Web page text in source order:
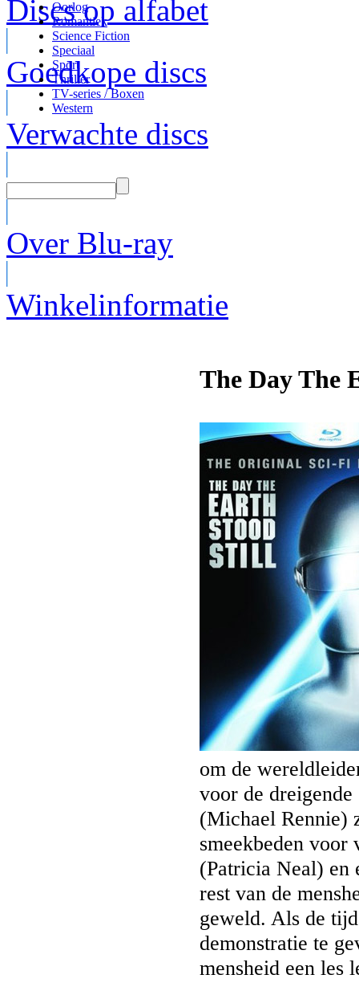
Discs op alfabet
Goedkope discs
Verwachte discs
Over Blu-ray
Winkelinformatie
Oorlog
Romantiek
Science Fiction
Speciaal
Sport
Thriller
TV-series / Boxen
Western
The Day The
om de
voor de
(Michael Rennie)
smeekbeden
(Patricia Neal) en
rest van de
geweld. Als de
demonstratie te
mensheid een les